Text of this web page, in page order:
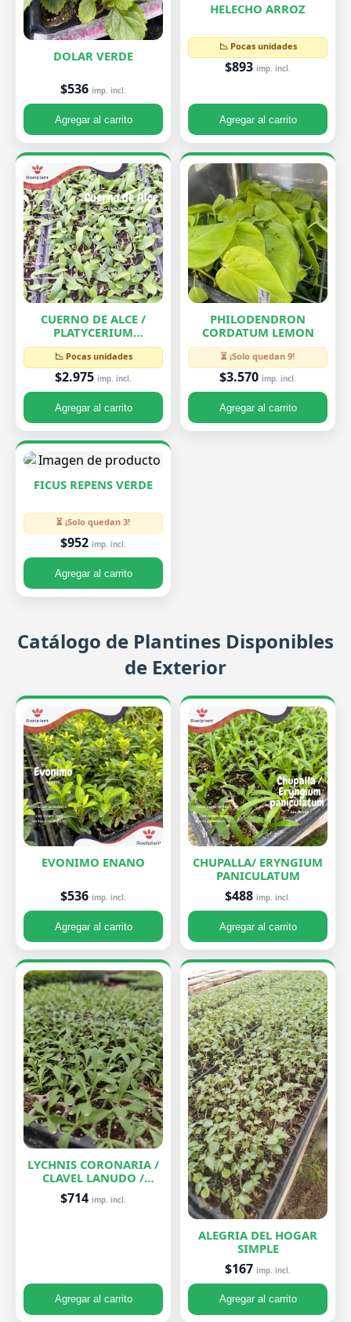
DOLAR VERDE
$536 imp. incl.
Agregar al carrito
HELECHO ARROZ
📉 Pocas unidades
$893 imp. incl.
Agregar al carrito
CUERNO DE ALCE /
PLATYCERIUM
BIFURCATUM
📉 Pocas unidades
$2.975 imp. incl.
Agregar al carrito
PHILODENDRON
CORDATUM LEMON
⏳ ¡Solo quedan 9!
$3.570 imp. incl.
Agregar al carrito
FICUS REPENS VERDE
⏳ ¡Solo quedan 3!
$952 imp. incl.
Agregar al carrito
Catálogo de Plantines Disponibles
de Exterior
EVONIMO ENANO
$536 imp. incl.
Agregar al carrito
CHUPALLA/ ERYNGIUM
PANICULATUM
$488 imp. incl.
Agregar al carrito
LYCHNIS CORONARIA /
CLAVEL LANUDO /
ABUELA
$714 imp. incl.
Agregar al carrito
ALEGRIA DEL HOGAR
SIMPLE
$167 imp. incl.
Agregar al carrito